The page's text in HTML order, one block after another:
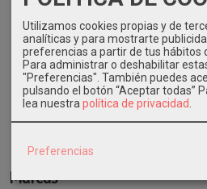
Marcas
Vasos papel
8oz. 1000 uni.
blanco
43,57 €
Envase comida
compostable
150 uni.
54,98 €
Utilizamos cookies propias y de
analíticas y para mostrarte
preferencias a partir de tus hábitos
Para administrar o deshabilitar
"Preferencias". También puedes
pulsando el botón “Aceptar todas”
lea nuestra política de privacidad
Preferencias